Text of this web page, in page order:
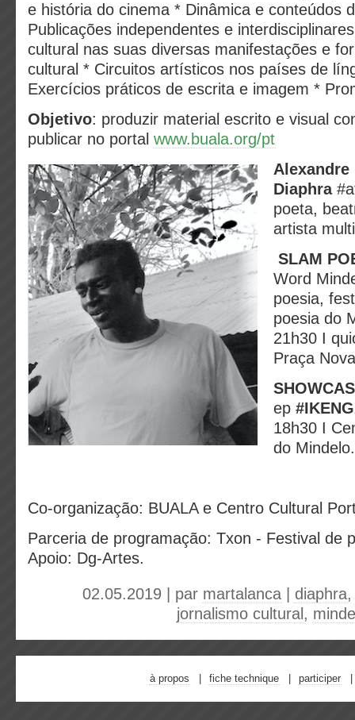
e história do cinema * Dinâmica e conteúdos
Publicações independentes e interdisciplinares
cultural nas suas diversas manifestações e
cultural * Circuitos artísticos nos países de
Exercícios práticos de escrita e imagem *
Objetivo: produzir material escrito e visual
publicar no portal www.buala.org/pt
Alexandre
Diaphra
poeta,
artista
SLAM
Word
poesia,
poesia do
21h30 I
Praça
ep
18h30 I
do Mindelo.
Co-organização: BUALA e Centro Cultural
Parceria de programação: Txon - Festival de
Apoio: Dg-Artes.
02.05.2019 | par martalanca diaphra
jornalismo cultural ,
à propos fiche technique participer